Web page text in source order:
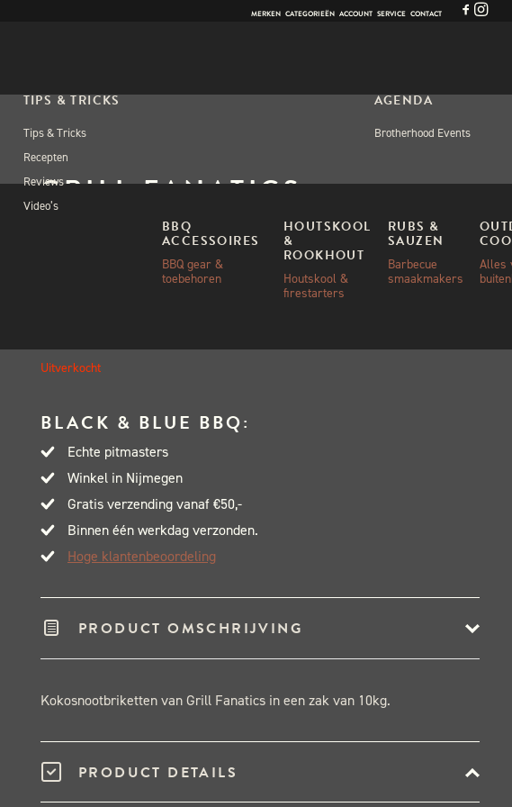
MERKEN CATEGORIEËN ACCOUNT SERVICE CONTACT
BBQ
ACCESSOIRES
BBQ gear &
toebehoren
HOUTSKOOL
&
ROOKHOUT
Houtskool &
firestarters
RUBS &
SAUZEN
Barbecue
smaakmakers
Alles
TIPS & TRICKS
Tips & Tricks
Recepten
Reviews
Video’s
AGENDA
Brotherhood Events
GRILL FANATICS
KOKOSBRIKETTEN PILLOW
SHAPE 10KG
Uitverkocht
BLACK & BLUE BBQ:
Echte pitmasters
Winkel in Nijmegen
Gratis verzending vanaf €50,-
Binnen één werkdag verzonden.
Hoge klantenbeoordeling
PRODUCT OMSCHRIJVING
Kokosnootbriketten van Grill Fanatics in een zak van 10kg.
PRODUCT DETAILS